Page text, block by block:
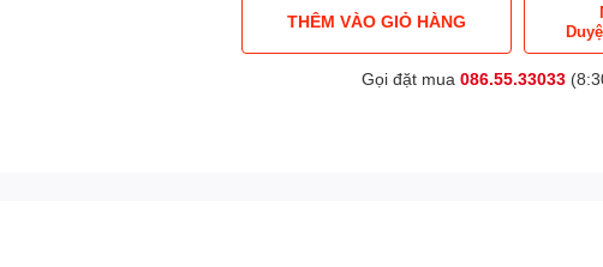
THÊM VÀO GIỎ HÀNG
Gọi đặt mua 086.55.33033